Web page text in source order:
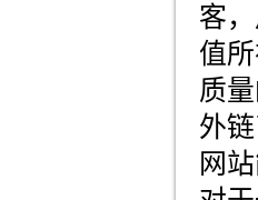
客
值
质
外
网